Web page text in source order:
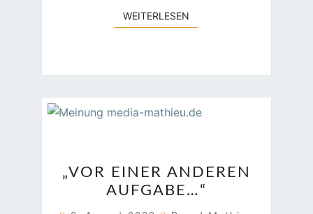
WEITERLESEN
EINER
ANDEREN
„VOR EINER ANDEREN
AUFGABE…“